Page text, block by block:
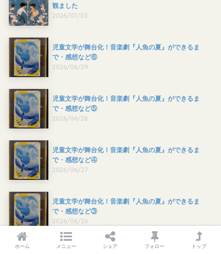
観ました
2026/07/03
児童文学が舞台化！音楽劇『人魚の夏』ができるま
で・感想など⑥
2026/06/29
児童文学が舞台化！音楽劇『人魚の夏』ができるま
で・感想など⑤
2026/06/28
児童文学が舞台化！音楽劇『人魚の夏』ができるま
で・感想など④
2026/06/27
児童文学が舞台化！音楽劇『人魚の夏』ができるま
で・感想など③
2026/06/26
ホーム メニュー シェア フォロー トップ